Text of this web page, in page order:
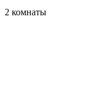
2 комнаты